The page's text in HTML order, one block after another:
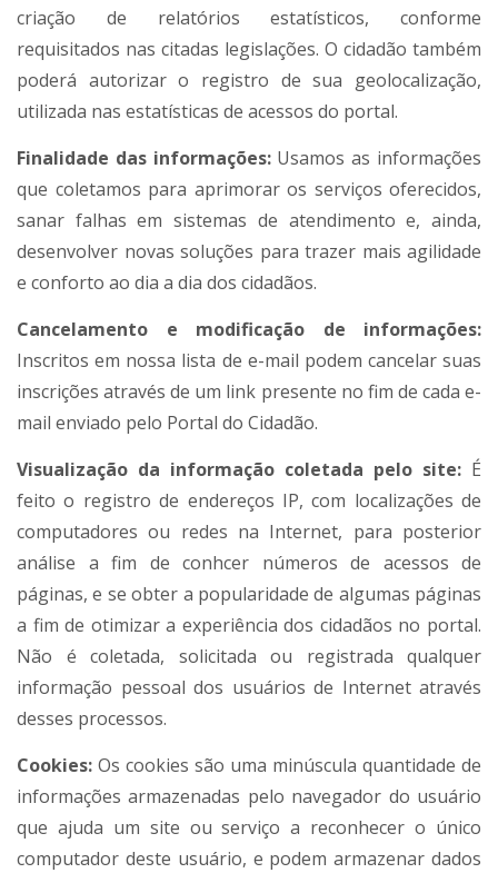
criação de relatórios estatísticos, conforme
requisitados nas citadas legislações. O cidadão também
poderá autorizar o registro de sua geolocalização,
utilizada nas estatísticas de acessos do portal.
Finalidade das informações: Usamos as informações
que coletamos para aprimorar os serviços oferecidos,
sanar falhas em sistemas de atendimento e, ainda,
desenvolver novas soluções para trazer mais agilidade
e conforto ao dia a dia dos cidadãos.
Cancelamento e modificação de informações:
Inscritos em nossa lista de e-mail podem cancelar suas
inscrições através de um link presente no fim de cada e-
mail enviado pelo Portal do Cidadão.
Visualização da informação coletada pelo site: É
feito o registro de endereços IP, com localizações de
computadores ou redes na Internet, para posterior
análise a fim de conhcer números de acessos de
páginas, e se obter a popularidade de algumas páginas
a fim de otimizar a experiência dos cidadãos no portal.
Não é coletada, solicitada ou registrada qualquer
informação pessoal dos usuários de Internet através
desses processos.
Cookies: Os cookies são uma minúscula quantidade de
informações armazenadas pelo navegador do usuário
que ajuda um site ou serviço a reconhecer o único
computador deste usuário, e podem armazenar dados